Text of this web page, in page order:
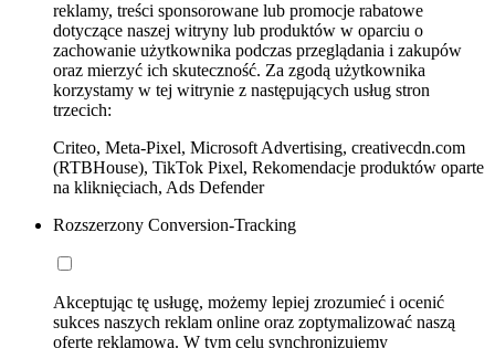
reklamy, treści sponsorowane lub promocje rabatowe
dotyczące naszej witryny lub produktów w oparciu o
zachowanie użytkownika podczas przeglądania i zakupów
oraz mierzyć ich skuteczność. Za zgodą użytkownika
korzystamy w tej witrynie z następujących usług stron
trzecich:
Criteo, Meta-Pixel, Microsoft Advertising, creativecdn.com
(RTBHouse), TikTok Pixel, Rekomendacje produktów oparte
na kliknięciach, Ads Defender
Rozszerzony Conversion-Tracking
Akceptując tę usługę, możemy lepiej zrozumieć i ocenić
sukces naszych reklam online oraz zoptymalizować naszą
ofertę reklamową. W tym celu synchronizujemy